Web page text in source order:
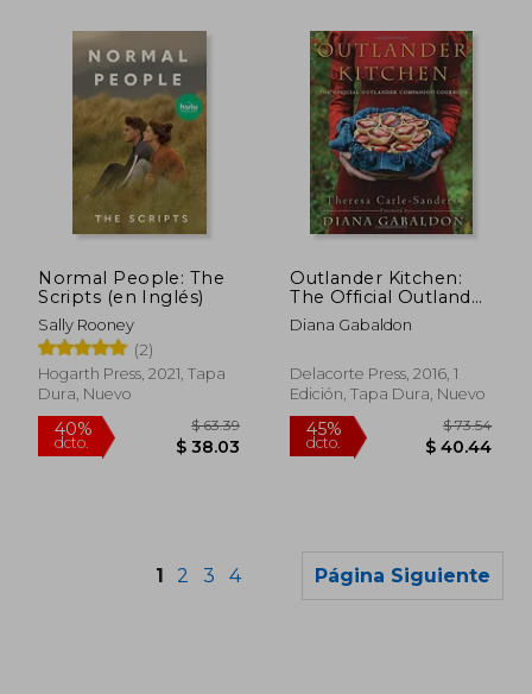
$ 28.46 dcto.
Normal People: The
Scripts (en Inglés)
Sally Rooney
(2)
Hogarth Press, 2021, Tapa
Dura, Nuevo
Outlander Kitchen:
The Official Outlander
Companion
Cookbook (en Inglés)
Diana Gabaldon
Delacorte Press, 2016, 1
Edición, Tapa Dura, Nuevo
1 2 3 4 Página Siguiente